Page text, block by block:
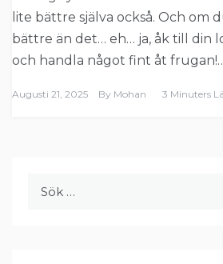
lite bättre själva också. Och om
bättre än det… eh… ja, åk till din
och handla något fint åt
Augusti 21, 2025 By Mohan 3 Minuters